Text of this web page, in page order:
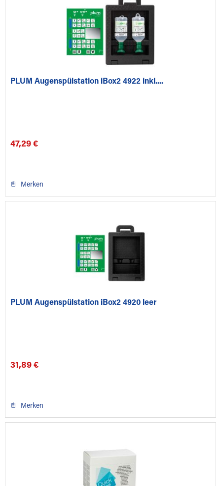
PLUM Augenspülstation iBox2 4922 inkl....
47,29 €
Merken
PLUM Augenspülstation iBox2 4920 leer
31,89 €
Merken